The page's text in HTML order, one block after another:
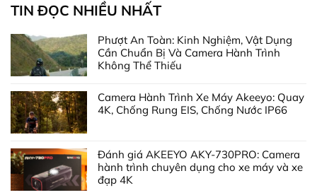
TIN ĐỌC NHIỀU NHẤT
Phượt An Toàn: Kinh Nghiệm, Vật Dụng
Cần Chuẩn Bị Và Camera Hành Trình
Không Thể Thiếu
Camera Hành Trình Xe Máy Akeeyo: Quay
4K, Chống Rung EIS, Chống Nước IP66
Đánh giá AKEEYO AKY-730PRO: Camera
hành trình chuyên dụng cho xe máy và xe
đạp 4K